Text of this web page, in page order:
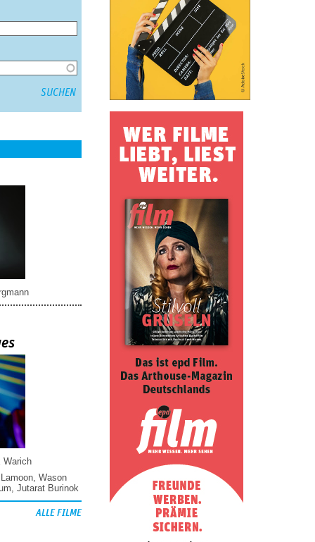
Warich
Wason
Jutarat Burinok
ALLE FILME